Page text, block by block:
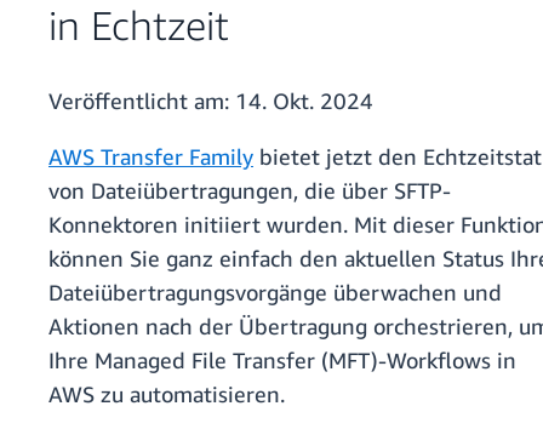
in Echtzeit
Veröffentlicht am: 14. Okt. 2024
AWS Transfer Family bietet jetzt den
von Dateiübertragungen, die über SFTP-
Konnektoren initiiert wurden. Mit dieser
können Sie ganz einfach den aktuellen Status
Dateiübertragungsvorgänge überwachen und
Aktionen nach der Übertragung orchestrieren,
Ihre Managed File Transfer (MFT)-Workflows in
AWS zu automatisieren.